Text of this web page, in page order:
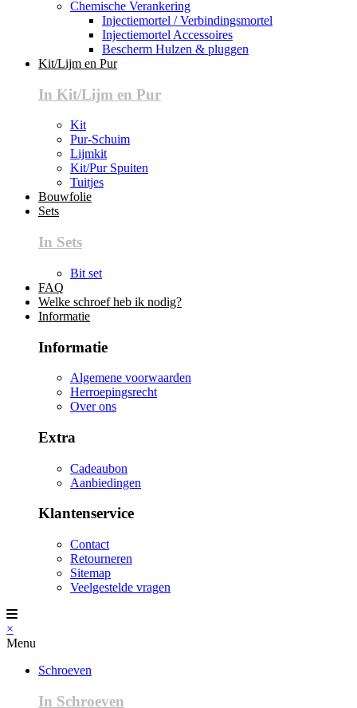
Chemische Verankering
Injectiemortel / Verbindingsmortel
Injectiemortel Accessoires
Bescherm Hulzen & pluggen
Kit/Lijm en Pur
In Kit/Lijm en Pur
Kit
Pur-Schuim
Lijmkit
Kit/Pur Spuiten
Tuitjes
Bouwfolie
Sets
In Sets
Bit set
FAQ
Welke schroef heb ik nodig?
Informatie
Informatie
Algemene voorwaarden
Herroepingsrecht
Over ons
Extra
Cadeaubon
Aanbiedingen
Klantenservice
Contact
Retourneren
Sitemap
Veelgestelde vragen
×
Menu
Schroeven
In Schroeven